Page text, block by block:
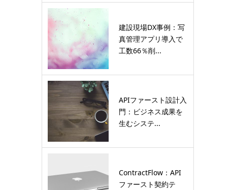
建設現場DX事例：写
真管理アプリ導入で
工数66％削...
APIファースト設計入
門：ビジネス成果を
生むシステ...
ContractFlow：API
ファースト契約テ